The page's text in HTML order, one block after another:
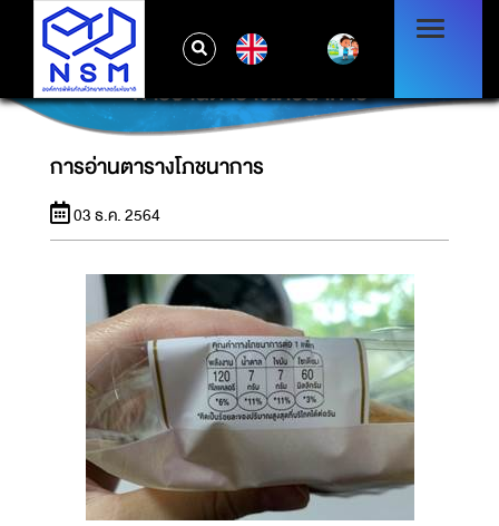
การอ่านตารางโภชนาการ
การอ่านตารางโภชนาการ
03 ธ.ค. 2564